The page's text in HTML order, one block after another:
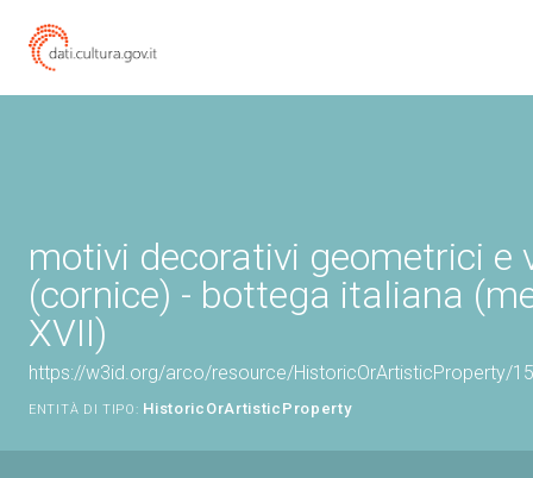
motivi decorativi geometrici e
(cornice) - bottega italiana
XVII)
https://w3id.org/arco/resource/HistoricOrArtisticProperty/
ENTITÀ DI TIPO: HistoricOrArtisticProperty